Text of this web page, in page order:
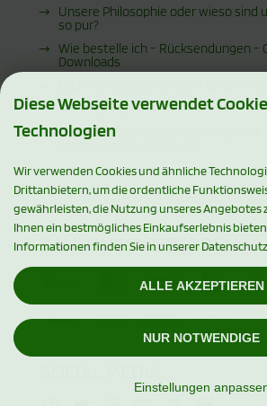
Unsere Philosophie oder wieso sind
so pur?
Wie bestelle ich - Rücksendungen -
Downloads
Mehr über Erythrit
Mehr Lebensfreude und Energie mit
ZAHLUNGSMETHODEN
Diese Webseite verwendet
Technologien
Wir verwenden Cookies und ähnliche
Drittanbietern, um die ordentliche
gewährleisten, die Nutzung unseres Angebotes
Ihnen ein bestmögliches Einkaufserlebnis
Informationen finden Sie in unserer
ALLE AKZEPTIEREN
NUR NOTWENDIGE
Einstellungen